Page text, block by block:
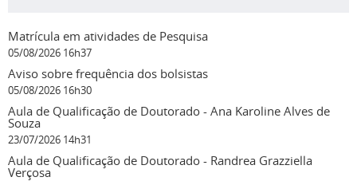
Matrícula em atividades de Pesquisa
05/08/2026 16h37
Aviso sobre frequência dos bolsistas
05/08/2026 16h30
Aula de Qualificação de Doutorado - Ana Karoline Alves de
Souza
23/07/2026 14h31
Aula de Qualificação de Doutorado - Randrea Grazziella
Verçosa